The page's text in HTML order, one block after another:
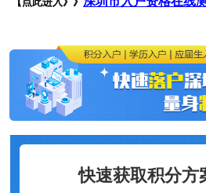
快速获取积分方